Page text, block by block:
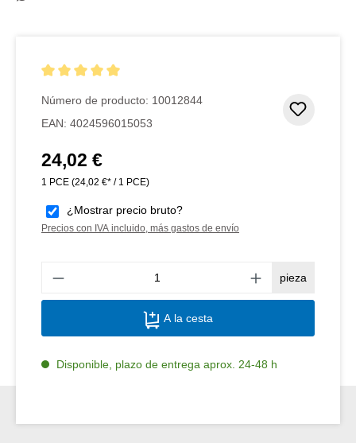
Número de producto: 10012844
EAN: 4024596015053
Precio normal:
24,02 €
1 PCE (24,02 €* / 1 PCE)
¿Mostrar precio bruto?
Precios con IVA incluido, más gastos de envío
pieza
A la cesta
Disponible, plazo de entrega aprox. 24-48 h